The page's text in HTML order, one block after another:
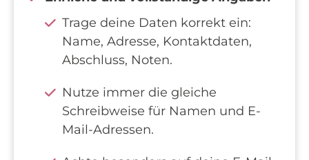
Trage deine Daten korrekt ein:
Name, Adresse, Kontaktdaten,
Abschluss, Noten.
Nutze immer die gleiche
Schreibweise für Namen und E-
Mail-Adressen.